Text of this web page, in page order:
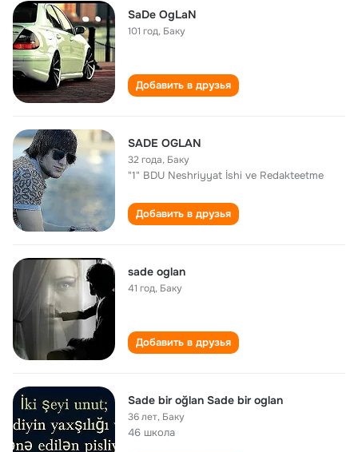
SaDe OgLaN
101 год, Баку
Добавить в друзья
SADE OGLAN
32 года, Баку
"1" BDU Neshriyyat İshi ve Redakteetme
Добавить в друзья
sade oglan
41 год, Баку
Добавить в друзья
Sade bir oğlan Sade bir oglan
36 лет, Баку
46 школа